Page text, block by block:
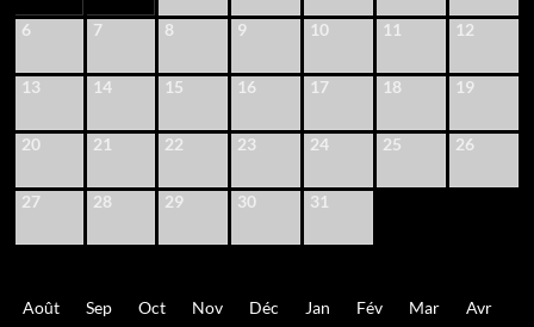
6 7 8 9 10 11 12
13 14 15 16 17 18 19
20 21 22 23 24 25 26
27 28 29 30 31
Août Sep Oct Nov Déc Jan Fév Mar Avr